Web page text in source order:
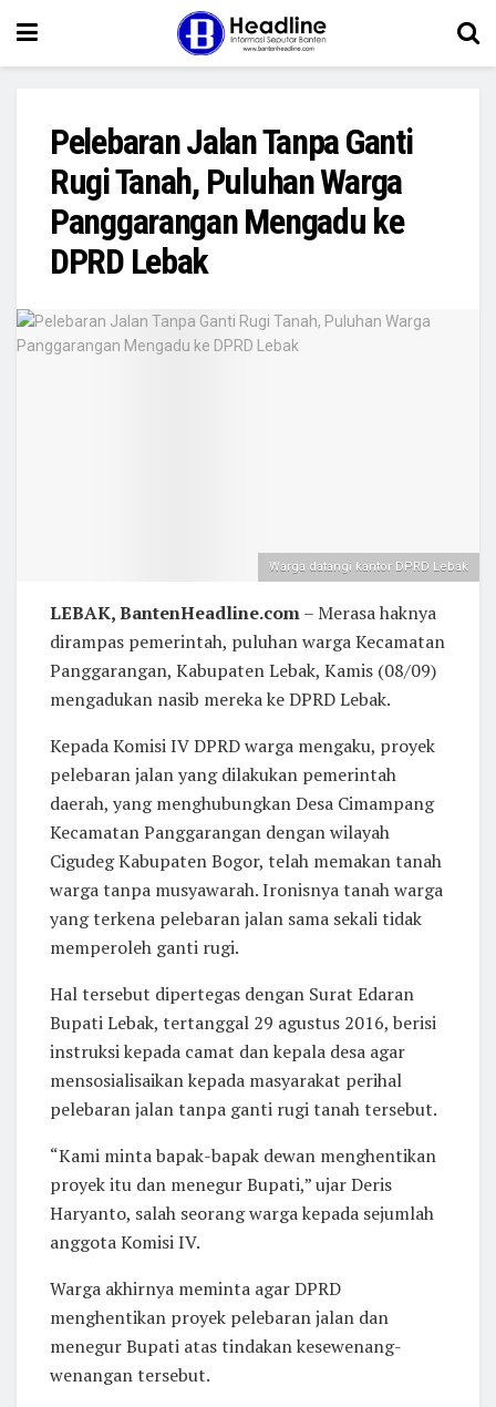
Pelebaran Jalan Tanpa Ganti
Rugi Tanah, Puluhan Warga
Panggarangan Mengadu ke
DPRD Lebak
Warga datangi kantor DPRD Lebak
LEBAK, BantenHeadline.com– Merasa haknya
dirampas pemerintah, puluhan warga Kecamatan
Panggarangan, Kabupaten Lebak, Kamis (08/09)
mengadukan nasib mereka ke DPRD Lebak.
Kepada Komisi IV DPRD warga mengaku, proyek
pelebaran jalan yang dilakukan pemerintah
daerah, yang menghubungkan Desa Cimampang
Kecamatan Panggarangan dengan wilayah
Cigudeg Kabupaten Bogor, telah memakan tanah
warga tanpa musyawarah. Ironisnya tanah warga
yang terkena pelebaran jalan sama sekali tidak
memperoleh ganti rugi.
Hal tersebut dipertegas dengan Surat Edaran
Bupati Lebak, tertanggal 29 agustus 2016, berisi
instruksi kepada camat dan kepala desa agar
mensosialisaikan kepada masyarakat perihal
pelebaran jalan tanpa ganti rugi tanah tersebut.
“Kami minta bapak-bapak dewan menghentikan
proyek itu dan menegur Bupati,” ujar Deris
Haryanto, salah seorang warga kepada sejumlah
anggota Komisi IV.
Warga akhirnya meminta agar DPRD
menghentikan proyek pelebaran jalan dan
menegur Bupati atas tindakan kesewenang-
wenangan tersebut.